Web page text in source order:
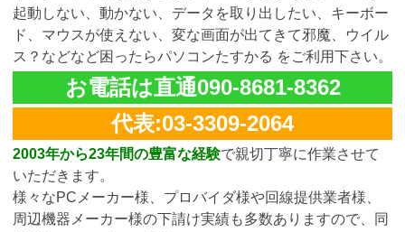
起動しない、動かない、データを取り出したい、キーボー
ド、マウスが使えない、変な画面が出てきて邪魔、ウイル
ス？などなど困ったらパソコンたすかる をご利用下さい。
お電話は直通090-8681-8362
代表:03-3309-2064
2003年から23年間の豊富な経験で親切丁寧に作業させて
いただきます。
様々なPCメーカー様、プロバイダ様や回線提供業者様、
周辺機器メーカー様の下請け実績も多数ありますので、同